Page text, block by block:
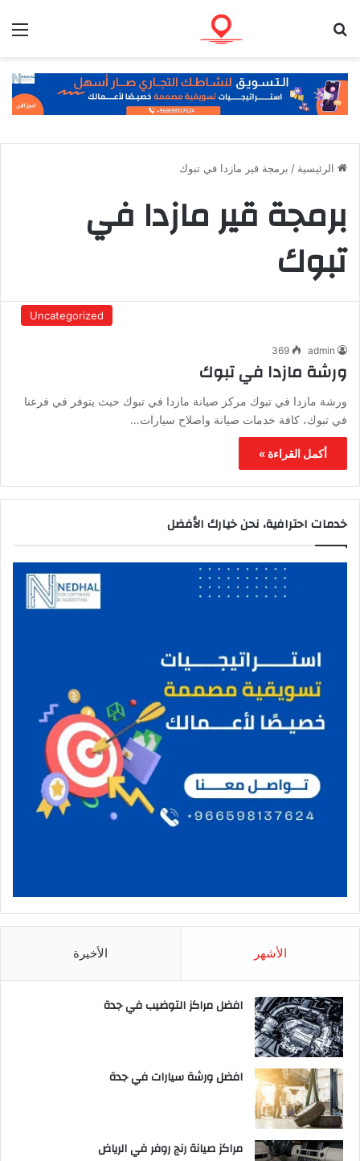
الرئيسية / برمجة قير مازدا في تبوك
برمجة قير مازدا في
تبوك
Uncategorized
admin
369
ورشة مازدا في تبوك
ورشة مازدا في تبوك مركز صيانة مازدا في تبوك حيث يتوفر في فرعنا
في تبوك، كافة خدمات صيانة واصلاح سيارات…
أكمل القراءة »
خدمات احترافية، نحن خيارك الأفضل
الأشهر الأخيرة
افضل مراكز التوضيب في جدة
افضل ورشة سيارات في جدة
مراكز صيانة رنج روفر في الرياض